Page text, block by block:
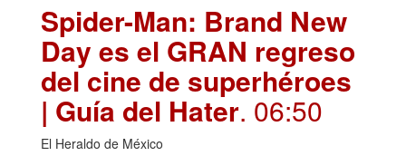
Spider-Man: Brand New
Day es el GRAN regreso
del cine de superhéroes
| Guía del Hater. 06:50
El Heraldo de México